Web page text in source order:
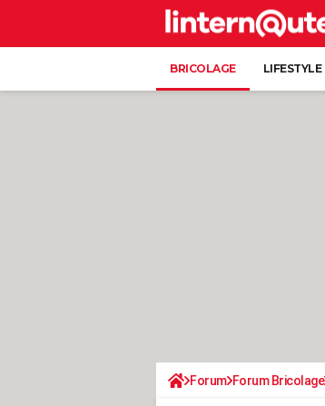
BRICOLAGE LIFESTYLE
Forum Forum Bricolage